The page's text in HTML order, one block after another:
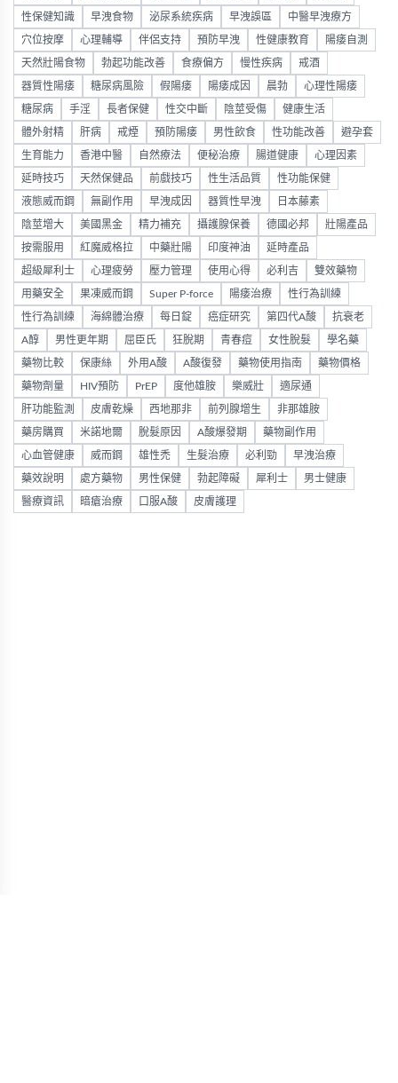
性保健知識 早洩食物 泌尿系統疾病 早洩誤區 中醫早洩療方
穴位按摩 心理輔導 伴侶支持 預防早洩 性健康教育 陽痿自測
天然壯陽食物 勃起功能改善 食療偏方 慢性疾病 戒酒
器質性陽痿 糖尿病風險 假陽痿 陽痿成因 晨勃 心理性陽痿
糖尿病 手淫 長者保健 性交中斷 陰莖受傷 健康生活
體外射精 肝病 戒煙 預防陽痿 男性飲食 性功能改善 避孕套
生育能力 香港中醫 自然療法 便秘治療 腸道健康 心理因素
延時技巧 天然保健品 前戲技巧 性生活品質 性功能保健
液態威而鋼 無副作用 早洩成因 器質性早洩 日本藤素
陰莖增大 美國黑金 精力補充 攝護腺保養 德國必邦 壯陽產品
按需服用 紅魔威格拉 中藥壯陽 印度神油 延時產品
超級犀利士 心理疲勞 壓力管理 使用心得 必利吉 雙效藥物
用藥安全 果凍威而鋼 Super P-force 陽痿治療 性行為訓練
性行為訓練 海綿體治療 每日錠 癌症研究 第四代A酸 抗衰老
A醇 男性更年期 屈臣氏 狂脫期 青春痘 女性脫髮 學名藥
藥物比較 保康絲 外用A酸 A酸復發 藥物使用指南 藥物價格
藥物劑量 HIV預防 PrEP 度他雄胺 樂威壯 適尿通
肝功能監測 皮膚乾燥 西地那非 前列腺增生 非那雄胺
藥房購買 米諾地爾 脫髮原因 A酸爆發期 藥物副作用
心血管健康 威而鋼 雄性禿 生髮治療 必利勁 早洩治療
藥效說明 處方藥物 男性保健 勃起障礙 犀利士 男士健康
醫療資訊 暗瘡治療 口服A酸 皮膚護理